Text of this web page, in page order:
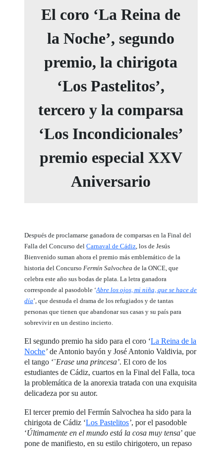
El coro ‘La Reina de
la Noche’, segundo
premio, la chirigota
‘Los Pastelitos’,
tercero y la comparsa
‘Los Incondicionales’
premio especial XXV
Aniversario
Después de proclamarse ganadora de comparsas en la Final del
Falla del Concurso delCarnaval de Cádiz, los de Jesús
Bienvenido suman ahora el premio más emblemático de la
historia del ConcursoFermín Salvochea de la ONCE, que
celebra este año sus bodas de plata. La letra ganadora
corresponde al pasodoble ‘Abre los ojos, mi niña, que se hace de
día’, que desnuda el drama de los refugiados y de tantas
personas que tienen que abandonar sus casas y su país para
sobrevivir en un destino incierto.
El segundo premio ha sido para el coro ‘La Reina de la
Noche’ de Antonio bayón y José Antonio Valdivia, por
el tango ‘¨Erase una princesa’. El coro de los
estudiantes de Cádiz, cuartos en la Final del Falla, toca
la problemática de la anorexia tratada con una exquisita
delicadeza por su autor.
El tercer premio del Fermín Salvochea ha sido para la
chirigota de Cádiz ‘Los Pastelitos’, por el pasodoble
‘Últimamente en el mundo está la cosa muy tensa’ que
pone de manifiesto, en su estilo chirigotero, un repaso